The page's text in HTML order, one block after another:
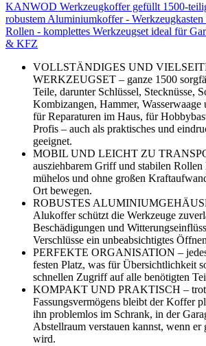
KANWOD Werkzeugkoffer gefüllt 1500-
robustem Aluminiumkoffer -
Rollen - komplettes Werkzeugset ideal für
& KFZ
VOLLSTÄNDIGES UND
WERKZEUGSET – ganze 1500
Teile, darunter Schlüssel, Stecknüsse,
Kombizangen, Hammer, Wasserwaage
für Reparaturen im Haus, für
Profis – auch als praktisches und
geeignet.
MOBIL UND LEICHT ZU
ausziehbarem Griff und stabilen
mühelos und ohne großen
Ort bewegen.
ROBUSTES
Alukoffer schützt die Werkzeuge
Beschädigungen und
Verschlüsse ein unbeabsichtigtes
PERFEKTE ORGANISATION –
festen Platz, was für Übersichtlichkeit
schnellen Zugriff auf alle benötigten
KOMPAKT UND PRAKTISCH –
Fassungsvermögens bleibt der Koffer
ihn problemlos im Schrank, in der
Abstellraum verstauen kannst, wenn er
wird.